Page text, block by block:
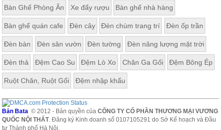
Bàn Ghế Phòng Ăn Xe đẩy rượu Bàn ghế nhà hàng
Bàn ghế quán cafe Đèn cây Đèn chùm trang trí Đèn ốp trần
Đèn bàn Đèn sân vườn Đèn tường Đèn năng lượng mặt trời
Đèn thả Đệm Cao Su Đệm Lò Xo Chăn Ga Gối Đệm Bông Ép
Ruột Chăn, Ruột Gối Đệm nhập khẩu
Bản Bata © 2012 - Bản quyền củaCÔNG TY CỔ PHẦN THƯƠNG MẠI VƯƠNG
QUỐC NỘI THẤT. Đăng ký Kinh doanh số 0107105291 do Sở Kế hoạch và Đầu
tư Thành phố Hà Nội.